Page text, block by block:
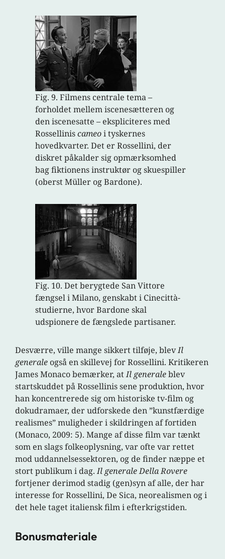
Fig. 9. Filmens centrale tema –
forholdet mellem iscenesætteren og
den iscenesatte – ekspliciteres med
Rosselliniscameoi tyskernes
hovedkvarter. Det er Rossellini, der
diskret påkalder sig opmærksomhed
bag fiktionens instruktør og skuespiller
(oberst Müller og Bardone).
Fig. 10. Det berygtede San Vittore
fængsel i Milano, genskabt i Cinecittà-
studierne, hvor Bardone skal
udspionere de fængslede partisaner.
Desværre, ville mange sikkert tilføje, blevIl
generale også en skillevej for Rossellini. Kritikeren
James Monaco bemærker, atIl generaleblev
startskuddet på Rossellinis sene produktion, hvor
han koncentrerede sig om historiske tv-film og
dokudramaer, der udforskede den ”kunstfærdige
realismes” muligheder i skildringen af fortiden
(Monaco, 2009: 5). Mange af disse film var tænkt
som en slags folkeoplysning, var ofte var rettet
mod uddannelsessektoren, og de finder næppe et
stort publikum i dag.Il generale Della Rovere
fortjener derimod stadig (gen)syn af alle, der har
interesse for Rossellini, De Sica, neorealismen og i
det hele taget italiensk film i efterkrigstiden.
Bonusmateriale